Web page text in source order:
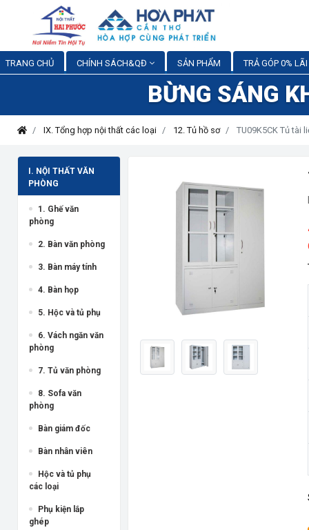
TRANG CHỦ CHÍNH SÁCH&QĐ SẢN PHẨM TRẢ GÓP 0% LÃI
BỪNG SÁNG
IX. Tổng hợp nội thất các loại 12. Tủ hồ sơ TU09K5CK Tủ tài
I. NỘI THẤT VĂN
PHÒNG
1. Ghế văn
phòng
2. Bàn văn phòng
3. Bàn máy tính
4. Bàn họp
5. Hộc và tủ phụ
6. Vách ngăn văn
phòng
7. Tủ văn phòng
8. Sofa văn
phòng
Bàn giám đốc
Bàn nhân viên
Hộc và tủ phụ
các loại
Phụ kiện lắp
ghép